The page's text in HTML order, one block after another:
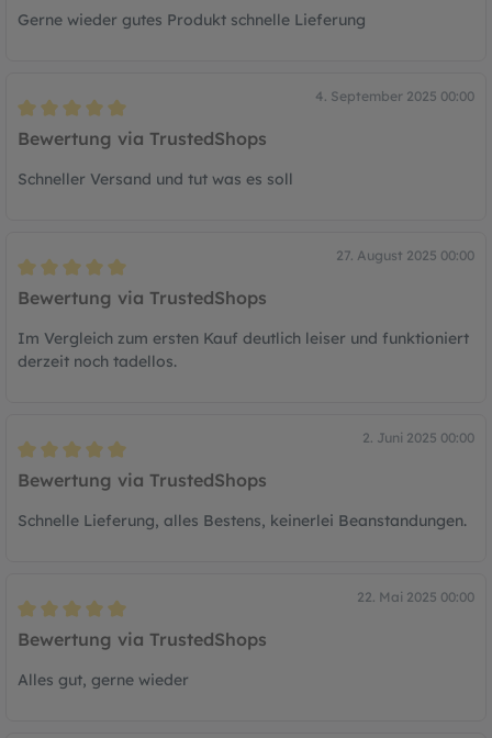
Gerne wieder gutes Produkt schnelle Lieferung
4. September 2025 00:00
Bewertung mit 5 von 5 Sternen
Bewertung via TrustedShops
Schneller Versand und tut was es soll
27. August 2025 00:00
Bewertung mit 5 von 5 Sternen
Bewertung via TrustedShops
Im Vergleich zum ersten Kauf deutlich leiser und funktioniert
derzeit noch tadellos.
2. Juni 2025 00:00
Bewertung mit 5 von 5 Sternen
Bewertung via TrustedShops
Schnelle Lieferung, alles Bestens, keinerlei Beanstandungen.
22. Mai 2025 00:00
Bewertung mit 5 von 5 Sternen
Bewertung via TrustedShops
Alles gut, gerne wieder